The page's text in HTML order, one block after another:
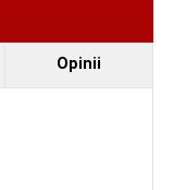
Opinii